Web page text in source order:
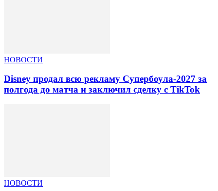
НОВОСТИ
Disney продал всю рекламу Супербоула-2027 за
полгода до матча и заключил сделку с TikTok
НОВОСТИ